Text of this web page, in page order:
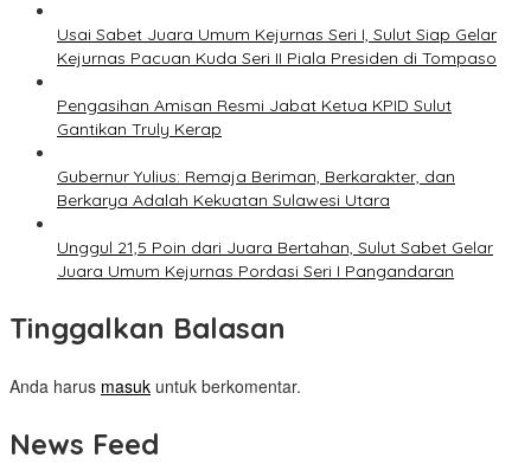
Usai Sabet Juara Umum Kejurnas Seri I, Sulut Siap Gelar
Kejurnas Pacuan Kuda Seri II Piala Presiden di Tompaso
Pengasihan Amisan Resmi Jabat Ketua KPID Sulut
Gantikan Truly Kerap
Gubernur Yulius: Remaja Beriman, Berkarakter, dan
Berkarya Adalah Kekuatan Sulawesi Utara
Unggul 21,5 Poin dari Juara Bertahan, Sulut Sabet Gelar
Juara Umum Kejurnas Pordasi Seri I Pangandaran
Tinggalkan Balasan
Anda harus masuk untuk berkomentar.
News Feed